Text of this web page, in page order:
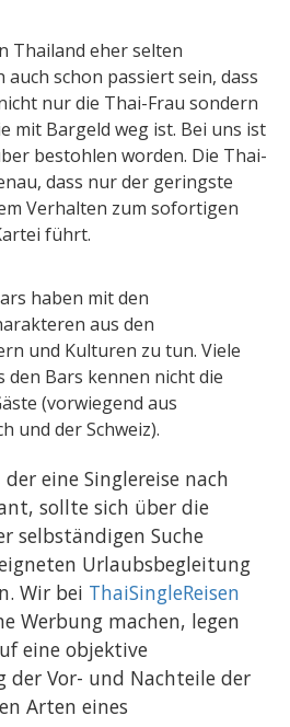
Thailand eher selten
schon passiert sein, dass
nur die Thai-Frau sondern
mit Bargeld weg ist. Bei uns ist
bestohlen worden. Die Thai-
dass nur der geringste
Verhalten zum sofortigen
führt.
haben mit den
aus den
und Kulturen zu tun. Viele
Bars kennen nicht die
(vorwiegend aus
und der Schweiz).
der eine Singlereise nach
sollte sich über die
selbständigen Suche
Urlaubsbegleitung
Wir bei ThaiSingleReisen
Werbung machen, legen
eine objektive
der Vor- und Nachteile der
Arten eines